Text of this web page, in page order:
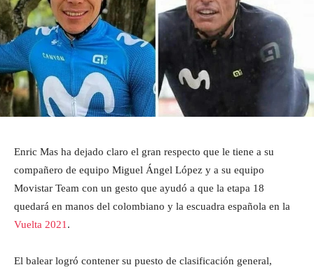
Enric Mas ha dejado claro el gran respecto que le tiene a su
compañero de equipo Miguel Ángel López y a su equipo
Movistar Team con un gesto que ayudó a que la etapa 18
quedará en manos del colombiano y la escuadra española en la
Vuelta 2021 .
El balear logró contener su puesto de clasificación general,